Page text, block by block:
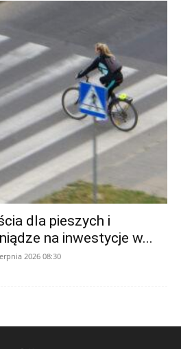
dla pieszych i
na inwestycje w...
2026 08:30